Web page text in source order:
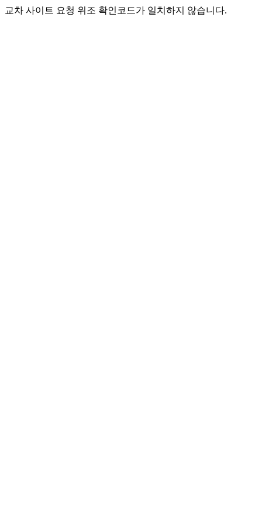
교차 사이트 요청 위조 확인코드가 일치하지 않습니다.